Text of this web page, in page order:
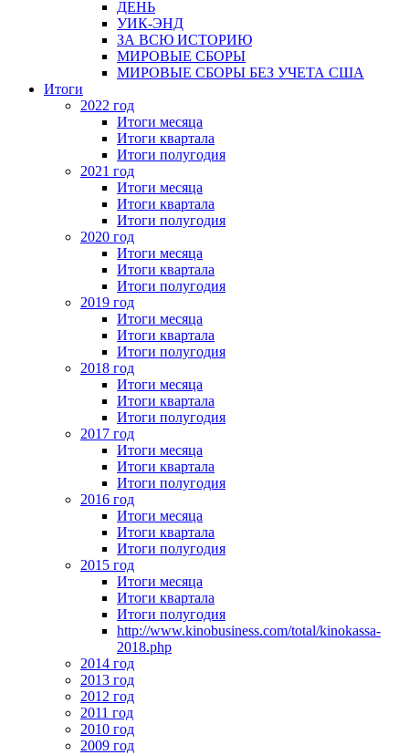
ДЕНЬ
УИК-ЭНД
ЗА ВСЮ ИСТОРИЮ
МИРОВЫЕ СБОРЫ
МИРОВЫЕ СБОРЫ БЕЗ УЧЕТА США
Итоги
2022 год
Итоги месяца
Итоги квартала
Итоги полугодия
2021 год
Итоги месяца
Итоги квартала
Итоги полугодия
2020 год
Итоги месяца
Итоги квартала
Итоги полугодия
2019 год
Итоги месяца
Итоги квартала
Итоги полугодия
2018 год
Итоги месяца
Итоги квартала
Итоги полугодия
2017 год
Итоги месяца
Итоги квартала
Итоги полугодия
2016 год
Итоги месяца
Итоги квартала
Итоги полугодия
2015 год
Итоги месяца
Итоги квартала
Итоги полугодия
http://www.kinobusiness.com/total/kinokassa-
2018.php
2014 год
2013 год
2012 год
2011 год
2010 год
2009 год